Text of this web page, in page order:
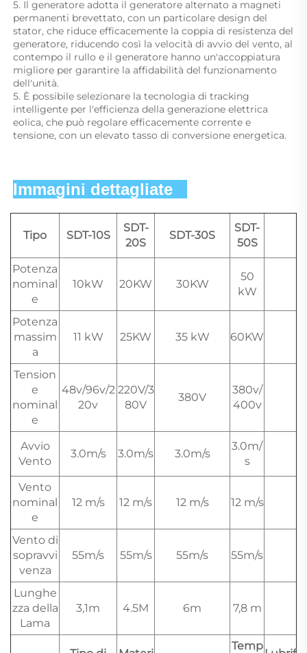
5. Il generatore adotta il generatore alternato a magneti
permanenti brevettato, con un particolare design del
stator, che riduce efficacemente la coppia di resistenza del
generatore, riducendo così la velocità di avvio del vento, al
contempo il rullo e il generatore hanno un'accoppiatura
migliore per garantire la affidabilità del funzionamento
dell'unità.
5. È possibile selezionare la tecnologia di tracking
intelligente per l'efficienza della generazione elettrica
eolica, che può regolare efficacemente corrente e
tensione, con un elevato tasso di conversione energetica.
Immagini dettagliate
Tipo SDT-10S
SDT-
20S
SDT-30S
SDT-
50S
Potenza
nominal
e
10kW 20KW 30KW
50
kW
Potenza
massim
a
11 kW 25KW 35 kW 60KW
Tension
e
nominal
e
48v/96v/2
20v
220V/3
80V
380V
380v/
400v
Avvio
Vento
3.0m/s 3.0m/s 3.0m/s
3.0m/
s
Vento
nominal
e
12 m/s 12 m/s 12 m/s 12 m/s
Vento di
sopravvi
venza
55m/s 55m/s 55m/s 55m/s
Lunghe
zza della
Lama
3,1m 4.5M 6m 7,8 m
Temp